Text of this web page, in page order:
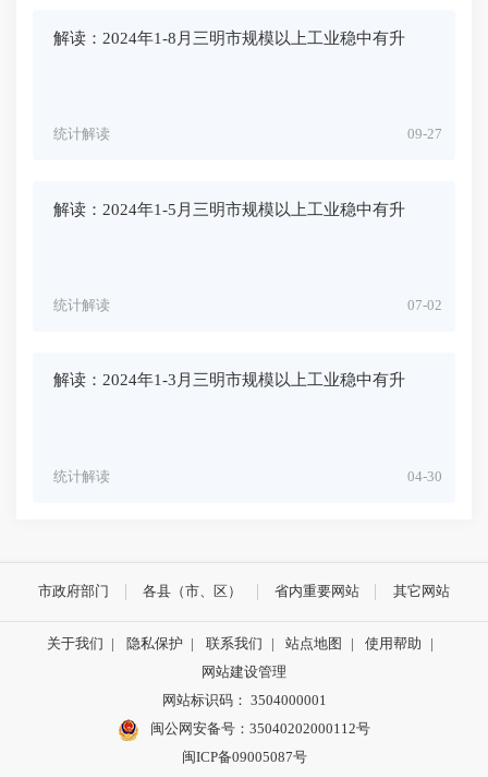
解读：2024年1-8月三明市规模以上工业稳中有升
09-27
统计解读
解读：2024年1-5月三明市规模以上工业稳中有升
07-02
统计解读
解读：2024年1-3月三明市规模以上工业稳中有升
04-30
统计解读
市政府部门 各县（市、区） 省内重要网站 其它网站
关于我们 | 隐私保护 | 联系我们 | 站点地图 | 使用帮助
|
网站建设管理
网站标识码： 3504000001
闽公网安备号：35040202000112号
闽ICP备09005087号